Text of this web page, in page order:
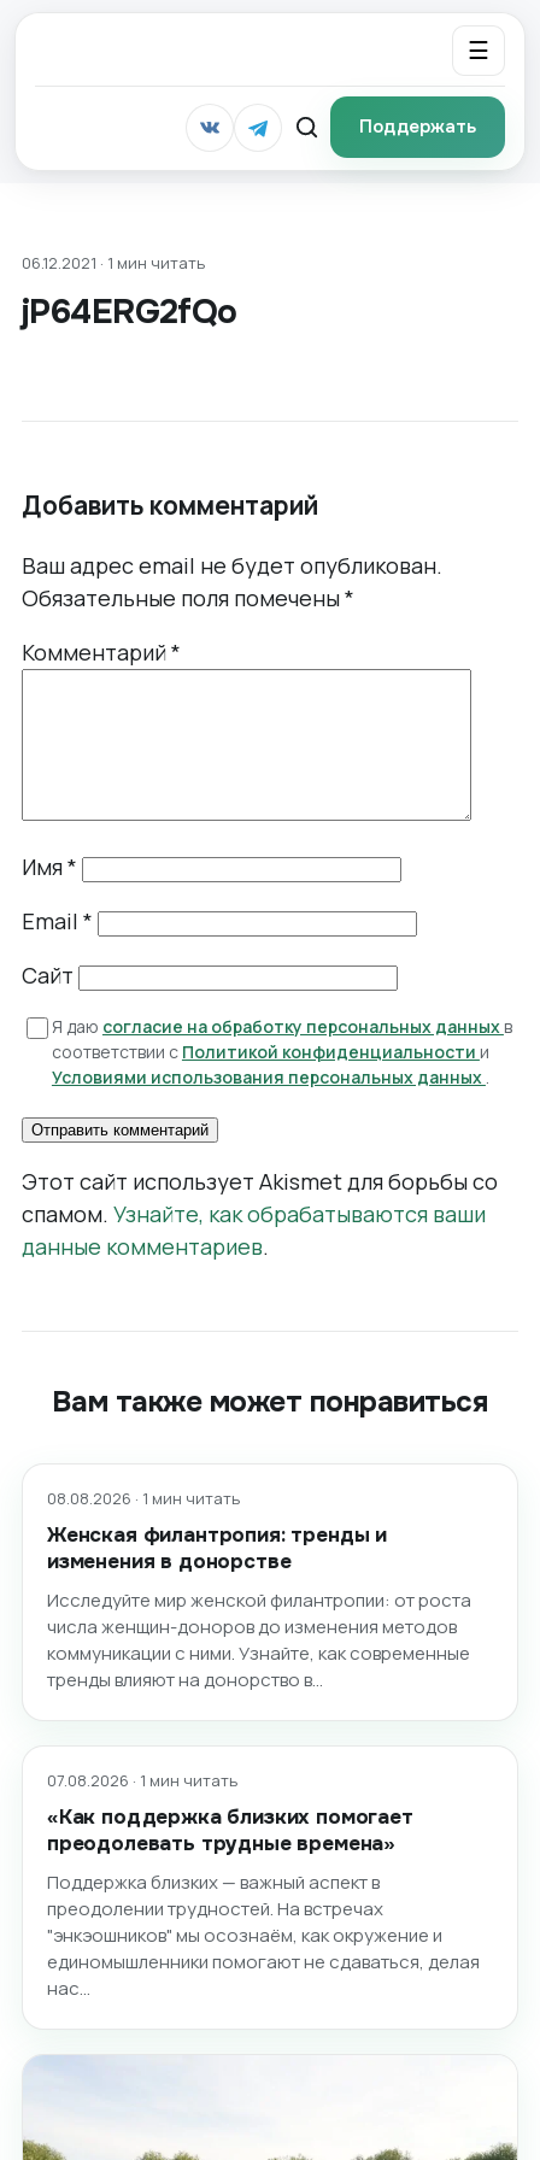
☰
Поддержать
06.12.2021 · 1 мин читать
jP64ERG2fQo
Добавить комментарий
Ваш адрес email не будет опубликован.
Обязательные поля помечены*
Комментарий*
Имя*
Email *
Сайт
Я даю согласие на обработку персональных данных в
соответствии с Политикой конфиденциальности и
Условиями использования персональных данных .
Этот сайт использует Akismet для борьбы со
спамом. Узнайте, как обрабатываются ваши
данные комментариев.
Вам также может понравиться
08.08.2026 · 1 мин читать
Женская филантропия: тренды и
изменения в донорстве
Исследуйте мир женской филантропии: от роста
числа женщин-доноров до изменения методов
коммуникации с ними. Узнайте, как современные
тренды влияют на донорство в…
07.08.2026 · 1 мин читать
«Как поддержка близких помогает
преодолевать трудные времена»
Поддержка близких — важный аспект в
преодолении трудностей. На встречах
"энкэошников" мы осознаём, как окружение и
единомышленники помогают не сдаваться, делая
нас…